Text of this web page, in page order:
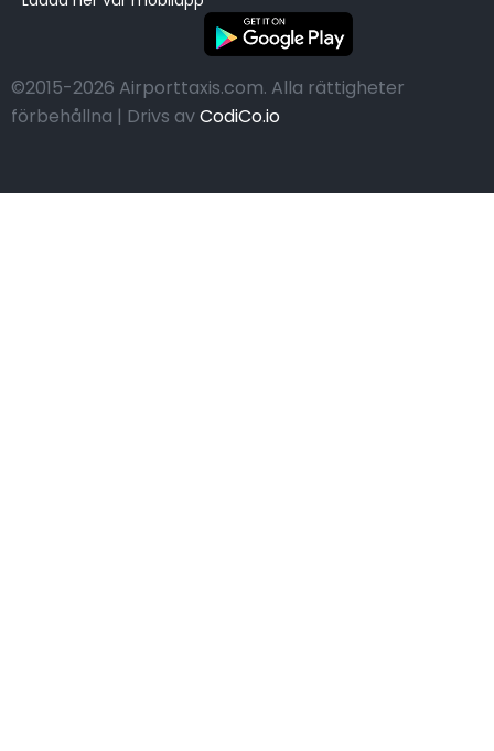
©2015-2026 Airporttaxis.com. Alla rättigheter
förbehållna | Drivs avCodiCo.io